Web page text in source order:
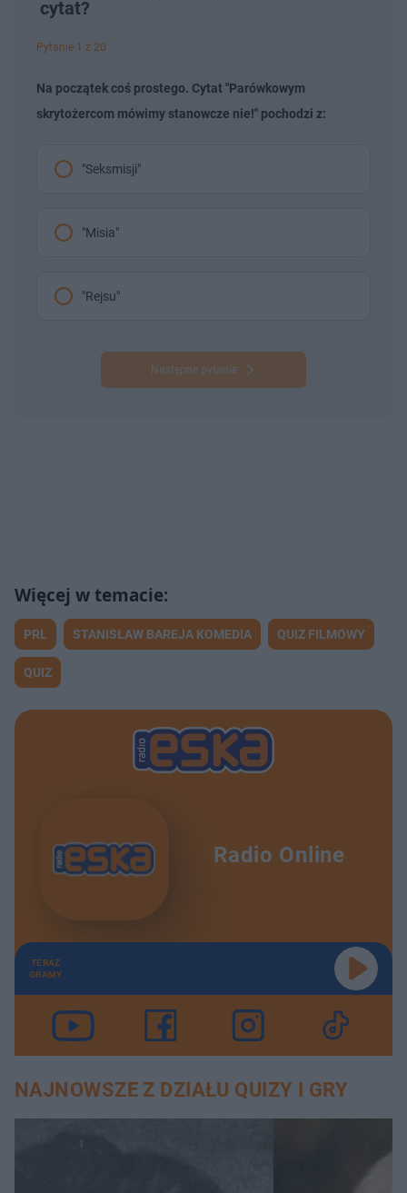
cytat?
Pytanie 1 z 20
Na początek coś prostego. Cytat "Parówkowym
skrytożercom mówimy stanowcze nie!" pochodzi z:
"Seksmisji"
"Misia"
"Rejsu"
Następne pytanie
PRL STANISŁAW BAREJA KOMEDIA QUIZ FILMOWY
QUIZ
Radio Online
TERAZ
GRAMY
NAJNOWSZE Z DZIAŁU QUIZY I GRY